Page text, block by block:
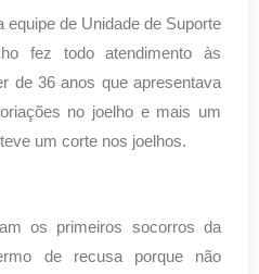
de Unidade de Suporte
fez todo atendimento às
de 36 anos que apresentava
no joelho e mais um
um corte nos joelhos.
os primeiros socorros da
de recusa porque não